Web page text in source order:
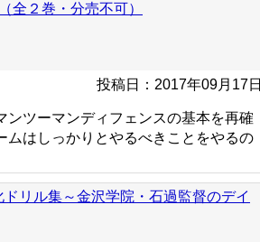
全２巻・分売不可）
投稿日：2017年09月17日
ンツーマンディフェンスの基本を再確
はしっかりとやるべきことをやるの
リル集～金沢学院・石過監督のデイ